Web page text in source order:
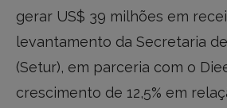
gerar US$ 39 milhões em
levantamento da Secretaria
(Setur), em parceria com o
crescimento de 12,5% em